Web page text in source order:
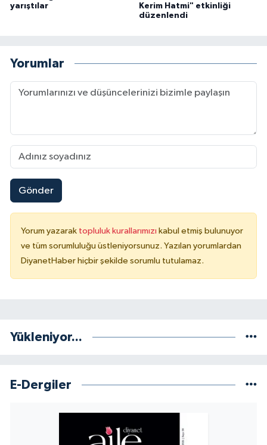
yarıştılar
Kerim Hatmi" etkinliği
düzenlendi
Yorumlar
Gönder
Yorum yazarak topluluk kurallarımızı kabul etmiş bulunuyor
ve tüm sorumluluğu üstleniyorsunuz. Yazılan yorumlardan
DiyanetHaber hiçbir şekilde sorumlu tutulamaz.
Yükleniyor...
E-Dergiler
Kırıkkale Müftülüğü
Kırklareli Müftülüğü
Kırşehir Müftülüğü
Kocaeli Müftülüğü
Manisa Müftülüğü
Mardin Müftülüğü